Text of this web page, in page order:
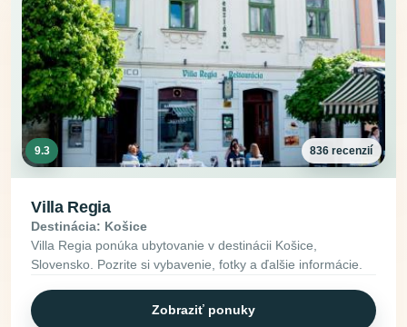
9.3 836 recenzií
Villa Regia
Destinácia: Košice
Villa Regia ponúka ubytovanie v destinácii Košice,
Slovensko. Pozrite si vybavenie, fotky a ďalšie informácie.
Zobraziť ponuky